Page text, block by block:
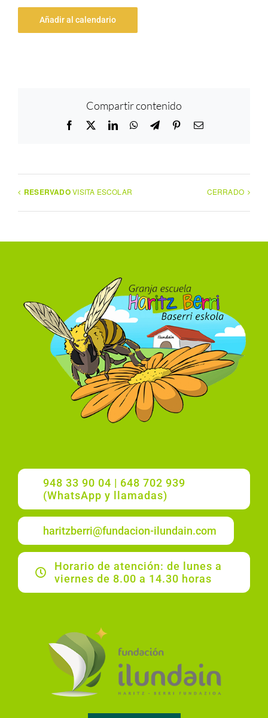
Añadir al calendario
Compartir contenido
Facebook LinkedInWhatsApp
TelegramPinterestCorreo
RESERVADOVISITA ESCOLAR CERRADO
948 33 90 04 | 648 702 939
(WhatsApp y llamadas)
haritzberri@fundacion-ilundain.com
Horario de atención: de lunes a
viernes de 8.00 a 14.30 horas